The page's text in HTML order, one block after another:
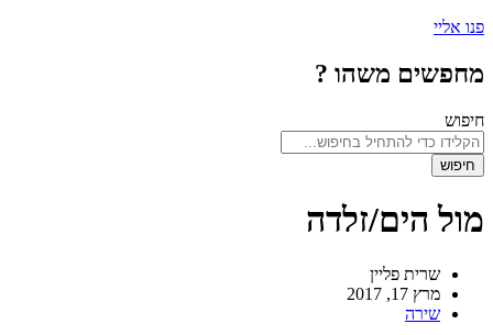
פנו אליי
מחפשים משהו ?
חיפוש
חיפוש
מול הים/זלדה
שרית פליין
מרץ 17, 2017
שירה